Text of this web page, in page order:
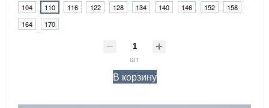
104 110 116 122 128 134 140 146 152
158
164
170
шт
В корзину